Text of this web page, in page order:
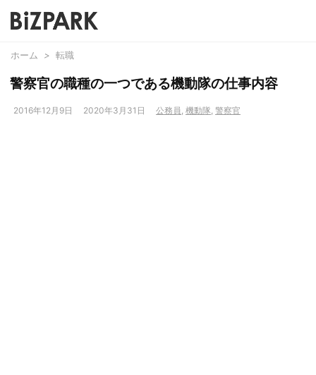
ホーム > 転職
警察官の職種の一つである機動隊の仕事内容
2016年12月9日 2020年3月31日 公務員, 機動隊, 警察官